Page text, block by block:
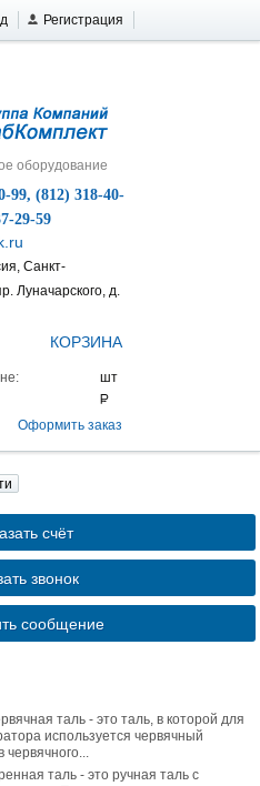
Регистрация
оборудование
99, (812) 318-40-
29-59
Санкт-
Луначарского, д.
КОРЗИНА
Оформить заказ
счёт
звонок
сообщение
таль - это таль, в которой для
используется червячный
червячного...
таль - это ручная таль с